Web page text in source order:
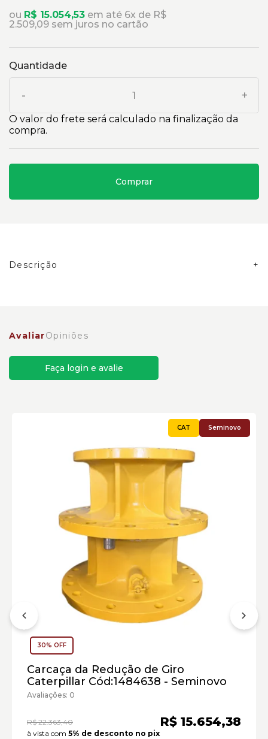
ou R$ 15.054,53 em até 6x de R$
2.509,09 sem juros no cartão
Quantidade
- +
O valor do frete será calculado na finalização da
compra.
Comprar
Descrição
Escavadeiras Caterpillar:
Marca:
Material:
Modelo:
Comprimento:
Largura:
AvaliarOpiniões
Faça login e avalie
Seminovo
30% OFF
Carcaça da Redução de Giro
Caterpillar Cód:1484638 - Seminovo
Avaliações: 0
R$ 22.363,40 R$ 15.654,38
à vista com 5% de desconto no pix